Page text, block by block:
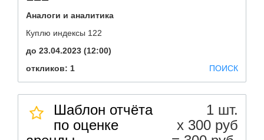
Аналоги и аналитика
Куплю индексы 122
до 23.04.2023 (12:00)
откликов: 1
ПОИСК
Шаблон отчёта
по оценке
1 шт.
х 300 руб